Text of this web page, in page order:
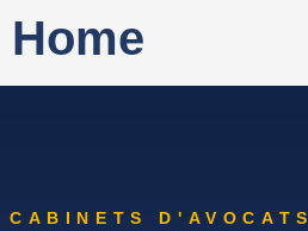
Home
CABINETS D'AVOCATS